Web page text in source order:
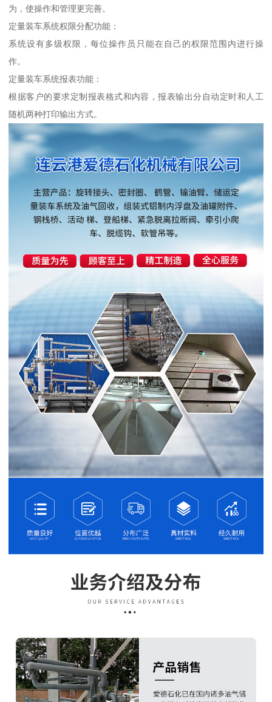
为，使操作和管理更完善。
定量装车系统权限分配功能：
系统设有多级权限，每位操作员只能在自己的权限范围内进行操
作。
定量装车系统报表功能：
根据客户的要求定制报表格式和内容，报表输出分自动定时和人工
随机两种打印输出方式。